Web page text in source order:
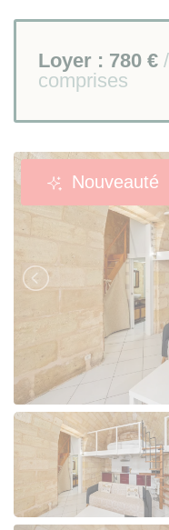
Loyer : 780 €
comprises
Nouveauté